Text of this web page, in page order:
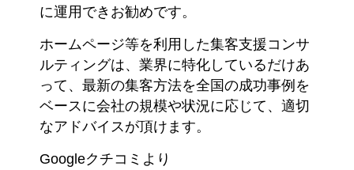
に運用できお勧めです。
ホームページ等を利用した集客支援コンサ
ルティングは、業界に特化しているだけあ
って、最新の集客方法を全国の成功事例を
ベースに会社の規模や状況に応じて、適切
なアドバイスが頂けます。
Googleクチコミより